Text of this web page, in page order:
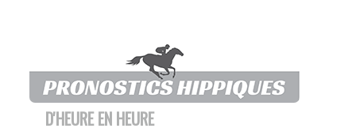
D'HEURE EN HEURE